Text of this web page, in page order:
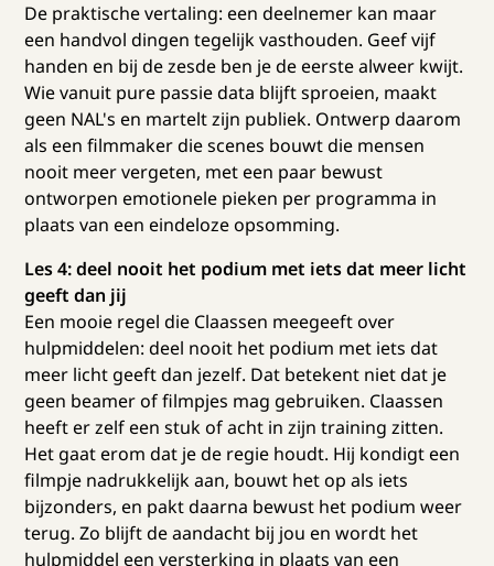
De praktische vertaling: een deelnemer kan maar
een handvol dingen tegelijk vasthouden. Geef vijf
handen en bij de zesde ben je de eerste alweer kwijt.
Wie vanuit pure passie data blijft sproeien, maakt
geen NAL's en martelt zijn publiek. Ontwerp daarom
als een filmmaker die scenes bouwt die mensen
nooit meer vergeten, met een paar bewust
ontworpen emotionele pieken per programma in
plaats van een eindeloze opsomming.
Les 4: deel nooit het podium met iets dat meer licht
geeft dan jij
Een mooie regel die Claassen meegeeft over
hulpmiddelen: deel nooit het podium met iets dat
meer licht geeft dan jezelf. Dat betekent niet dat je
geen beamer of filmpjes mag gebruiken. Claassen
heeft er zelf een stuk of acht in zijn training zitten.
Het gaat erom dat je de regie houdt. Hij kondigt een
filmpje nadrukkelijk aan, bouwt het op als iets
bijzonders, en pakt daarna bewust het podium weer
terug. Zo blijft de aandacht bij jou en wordt het
hulpmiddel een versterking in plaats van een